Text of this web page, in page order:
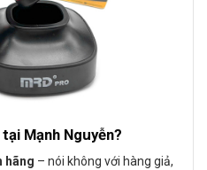
Mạnh Nguyễn?
hãng – nói không với hàng giả,